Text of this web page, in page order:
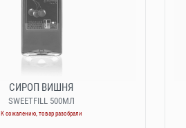
СИРОП ВИШНЯ
SWEETFILL 500МЛ
К сожалению, товар разобрали